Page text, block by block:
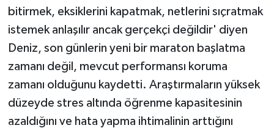
bitirmek, eksiklerini kapatmak, netlerini sıçratmak
istemek anlaşılır ancak gerçekçi değildir' diyen
Deniz, son günlerin yeni bir maraton başlatma
zamanı değil, mevcut performansı koruma
zamanı olduğunu kaydetti. Araştırmaların yüksek
düzeyde stres altında öğrenme kapasitesinin
azaldığını ve hata yapma ihtimalinin arttığını